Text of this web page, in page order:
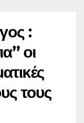
:
οι
τους